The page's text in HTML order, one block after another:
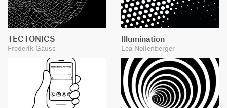
TECTONICS
Frederik Gauss
Illumination
Lea Nollenberger